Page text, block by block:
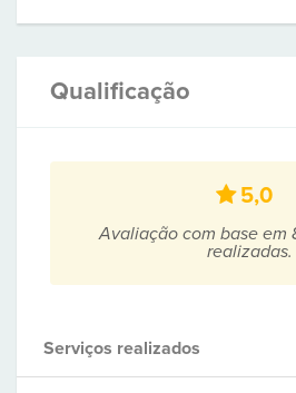
Qualificação
5,0
Avaliação com base em
realizadas.
Serviços realizados